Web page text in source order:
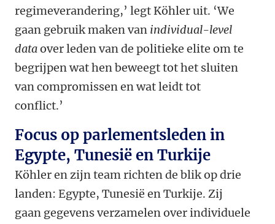
regimeverandering,’ legt Köhler uit. ‘We
gaan gebruik maken van individual-level
dataover leden van de politieke elite om te
begrijpen wat hen beweegt tot het sluiten
van compromissen en wat leidt tot
conflict.’
Focus op parlementsleden in
Egypte, Tunesië en Turkije
Köhler en zijn team richten de blik op drie
landen: Egypte, Tunesië en Turkije. Zij
gaan gegevens verzamelen over individuele